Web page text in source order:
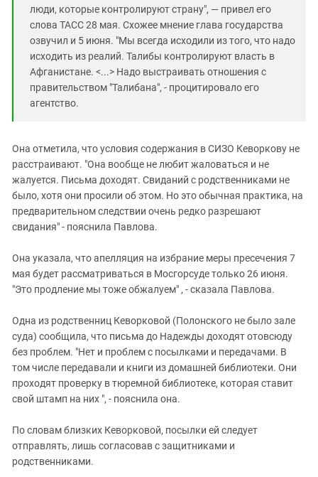
люди, которые контролируют страну", — привел его
слова ТАСС 28 мая. Схожее мнение глава государства
озвучил и 5 июня. "Мы всегда исходили из того, что надо
исходить из реалий. Талибы контролируют власть в
Афганистане. <...> Надо выстраивать отношения с
правительством "Талибана", - процитировало его
агентство.
Она отметила, что условия содержания в СИЗО Кеворкову не
расстраивают. "Она вообще не любит жаловаться и не
жалуется. Письма доходят. Свиданий с родственниками не
было, хотя они просили об этом. Но это обычная практика, на
предварительном следствии очень редко разрешают
свидания" - пояснила Павлова.
Она указала, что апелляция на избрание меры пресечения 7
мая будет рассматриваться в Мосгорсуде только 26 июня.
"Это продление мы тоже обжалуем" , - сказала Павлова.
Одна из родственниц Кеворковой (Полонского не было зале
суда) сообщила, что письма до Надежды доходят отовсюду
без проблем. "Нет и проблем с посылками и передачами. В
том числе передавали и книги из домашней библиотеки. Они
проходят проверку в тюремной библиотеке, которая ставит
свой штамп на них ", - пояснила она.
По словам близких Кеворковой, посылки ей следует
отправлять, лишь согласовав с защитниками и
родственниками.